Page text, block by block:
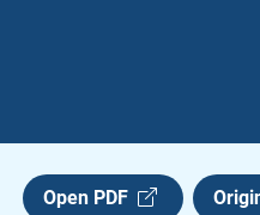
Open PDF